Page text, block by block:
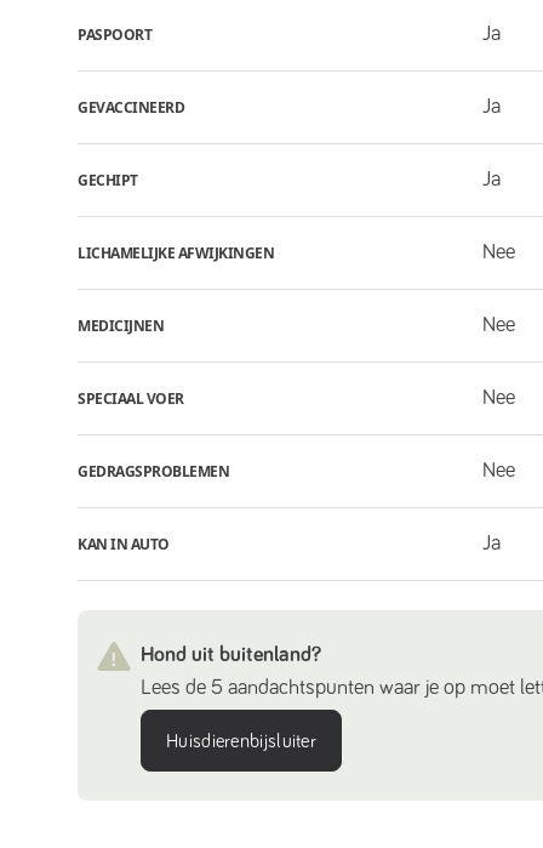
PASPOORT Ja
GEVACCINEERD Ja
GECHIPT Ja
LICHAMELIJKE AFWIJKINGEN Nee
MEDICIJNEN Nee
SPECIAAL VOER Nee
GEDRAGSPROBLEMEN Nee
KAN IN AUTO Ja
Hond uit buitenland?
Lees de 5 aandachtspunten waar je op moet
Huisdierenbijsluiter